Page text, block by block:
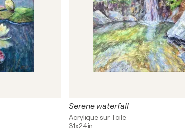
Serene waterfall
Acrylique sur Toile
31x24in